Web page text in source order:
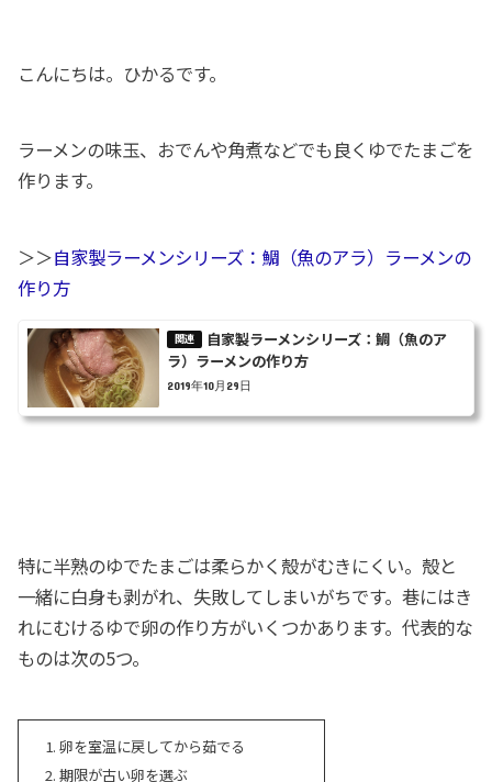
こんにちは。ひかるです。
ラーメンの味玉、おでんや角煮などでも良くゆでたまごを
作ります。
＞＞自家製ラーメンシリーズ：鯛（魚のアラ）ラーメンの
作り方
自家製ラーメンシリーズ：鯛（魚のア
ラ）ラーメンの作り方
2019年10月29日
特に半熟のゆでたまごは柔らかく殻がむきにくい。殻と
一緒に白身も剥がれ、失敗してしまいがちです。巷にはき
れにむけるゆで卵の作り方がいくつかあります。代表的な
ものは次の5つ。
卵を室温に戻してから茹でる
期限が古い卵を選ぶ